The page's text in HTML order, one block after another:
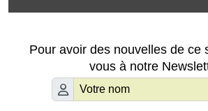
Pour avoir des nouvelles de ce
vous à notre